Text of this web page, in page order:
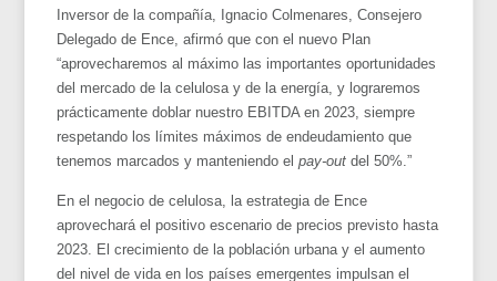
Inversor de la compañía, Ignacio Colmenares, Consejero
Delegado de Ence, afirmó que con el nuevo Plan
“aprovecharemos al máximo las importantes oportunidades
del mercado de la celulosa y de la energía, y lograremos
prácticamente doblar nuestro EBITDA en 2023, siempre
respetando los límites máximos de endeudamiento que
tenemos marcados y manteniendo elpay-out del 50%.”
En el negocio de celulosa, la estrategia de Ence
aprovechará el positivo escenario de precios previsto hasta
2023. El crecimiento de la población urbana y el aumento
del nivel de vida en los países emergentes impulsan el